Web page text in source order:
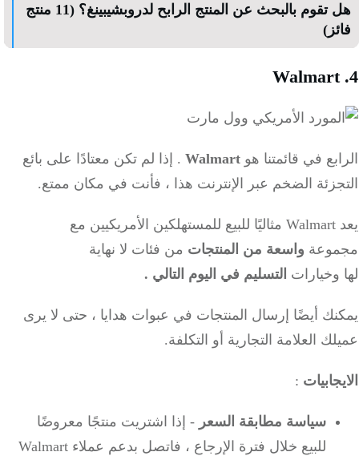
هل تقوم بالبحث عن المنتج الرابح لدروبشيبينغ؟ (11 منتج
Walmart
في قائمتنا هو Walmart
.إذا لم تكن معتادًا على بائع
الضخم عبر الإنترنت هذا ، فأنت في مكان ممتع.
يعد Walmart مثاليًا للبيع للمستهلكين الأمريكيين مع
واسعة من المنتجاتمن فئات لا نهاية
وخيارات التسليم في اليوم التالي .
أيضًا إرسال المنتجات في عبوات هدايا ، حتى لا يرى
العلامة التجارية أو التكلفة.
:
سياسة مطابقة السعر- إذا اشتريت منتجًا معروضًا
للبيع خلال فترة الإرجاع ، فاتصل بدعم عملاء Walmart